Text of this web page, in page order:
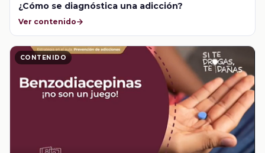
¿Cómo se diagnóstica una adicción?
Ver contenido
CONTENIDO